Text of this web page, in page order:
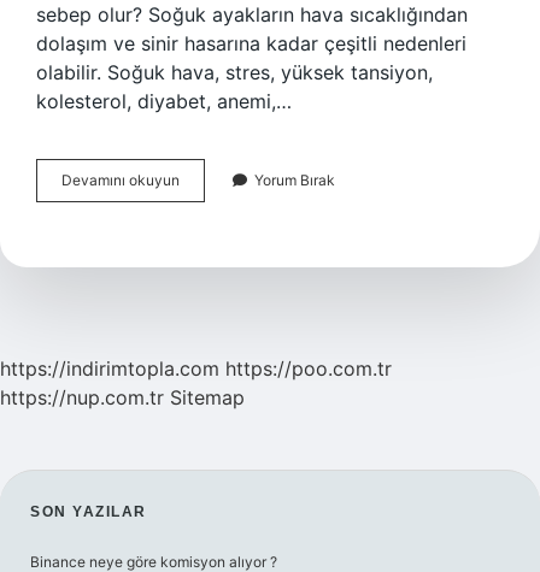
sebep olur? Soğuk ayakların hava sıcaklığından
dolaşım ve sinir hasarına kadar çeşitli nedenleri
olabilir. Soğuk hava, stres, yüksek tansiyon,
kolesterol, diyabet, anemi,…
Devamını okuyun
Eksikliği
Yapar
Yorum Bırak
https://indirimtopla.com https://poo.com.tr
https://nup.com.tr Sitemap
SIDEBAR
SON YAZILAR
Binance neye göre komisyon alıyor ?